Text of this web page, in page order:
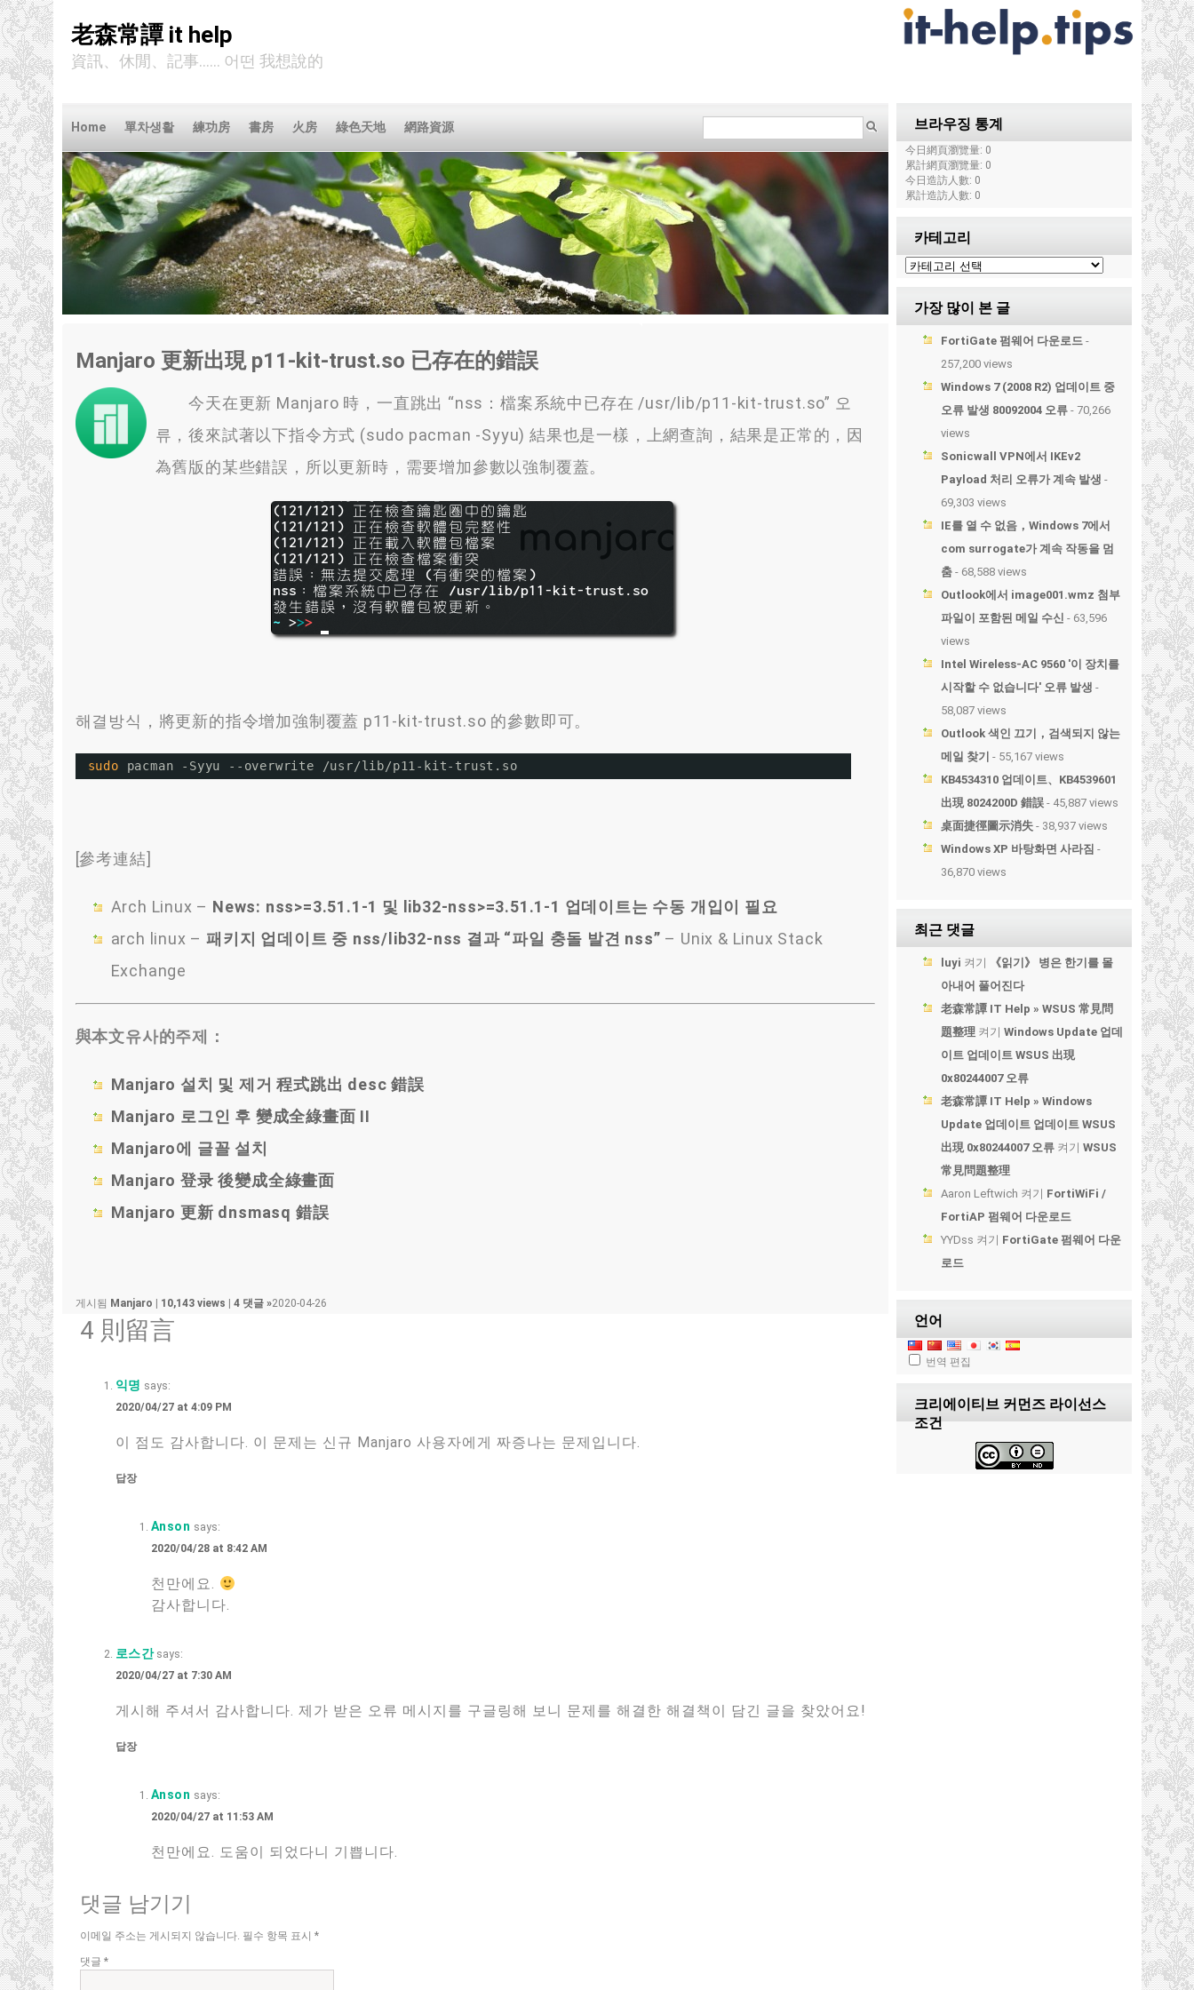
老森常譚 it help
資訊、休閒、記事...... 어떤 我想說的
Home 單차생활 練功房 書房 火房 綠色天地 網路資源
Manjaro 更新出現 p11-kit-trust.so 已存在的錯誤
今天在更新 Manjaro 時 ， 一直跳出 “nss ： 檔案系統中已存在 /usr/lib/p11-kit-trust.so” 오
류，後來試著以下指令方式 (sudo pacman -Syyu) 結果也是一樣 ， 上網查詢 ， 結果是正常的 ， 因
為舊版的某些錯誤 ， 所以更新時 ， 需要增加參數以強制覆蓋。
해결방식，將更新的指令增加強制覆蓋 p11-kit-trust.so 的參數即可。
sudo pacman -Syyu --overwrite /usr/lib/p11-kit-trust .so
[參考連結]
Arch Linux – News: nss>=3.51.1-1 및 lib32-nss>=3.51.1-1 업데이트는 수동 개입이 필요
arch linux – 패키지 업데이트 중 nss/lib32-nss 결과 “파일 충돌 발견 nss” – Unix & Linux Stack
Exchange
與本文유사的주제：
Manjaro 설치 및 제거 程式跳出 desc 錯誤
Manjaro 로그인 후 變成全綠畫面 II
Manjaro에 글꼴 설치
Manjaro 登录 後變成全綠畫面
Manjaro 更新 dnsmasq 錯誤
게시됨 Manjaro 10,143 views 4 댓글 »2020-04-26
4 則留言
익명 says:
2020/04/27 at 4:09 PM
이 점도 감사합니다. 이 문제는 신규 Manjaro 사용자에게 짜증나는 문제입니다.
답장
Anson says:
2020/04/28 at 8:42 AM
천만에요.
감사합니다.
로스간 says:
2020/04/27 at 7:30 AM
게시해 주셔서 감사합니다. 제가 받은 오류 메시지를 구글링해 보니 문제를 해결한 해결책이 담긴 글을 찾았어요!
답장
Anson says:
2020/04/27 at 11:53 AM
천만에요. 도움이 되었다니 기쁩니다.
댓글 남기기
이메일 주소는 게시되지 않습니다. 필수 항목 표시 *
댓글 *
브라우징 통계
今日網頁瀏覽量: 0
累計網頁瀏覽量: 0
今日造訪人數: 0
累計造訪人數: 0
카테고리
가장 많이 본 글
FortiGate 펌웨어 다운로드 -
257,200 views
Windows 7 (2008 R2) 업데이트 중
오류 발생 80092004 오류 - 70,266
views
Sonicwall VPN에서 IKEv2
Payload 처리 오류가 계속 발생 -
69,303 views
IE를 열 수 없음，Windows 7에서
com surrogate가 계속 작동을 멈
춤 - 68,588 views
Outlook에서 image001.wmz 첨부
파일이 포함된 메일 수신 - 63,596
views
Intel Wireless-AC 9560 '이 장치를
시작할 수 없습니다' 오류 발생 -
58,087 views
Outlook 색인 끄기，검색되지 않는
메일 찾기 - 55,167 views
KB4534310 업데이트、KB4539601
出現 8024200D 錯誤 - 45,887 views
桌面捷徑圖示消失 - 38,937 views
Windows XP 바탕화면 사라짐 -
36,870 views
최근 댓글
luyi 켜기
《읽기》 병은 한기를 몰
아내어 풀어진다
老森常譚 IT Help » WSUS 常見問
題整理 켜기 Windows Update 업데
이트 업데이트 WSUS 出現
0x80244007 오류
老森常譚 IT Help » Windows
Update 업데이트 업데이트 WSUS
出現 0x80244007 오류 켜기 WSUS
常見問題整理
Aaron Leftwich 켜기 FortiWiFi /
FortiAP 펌웨어 다운로드
YYDss 켜기 FortiGate 펌웨어 다운
로드
언어
번역 편집
크리에이티브 커먼즈 라이선스
조건